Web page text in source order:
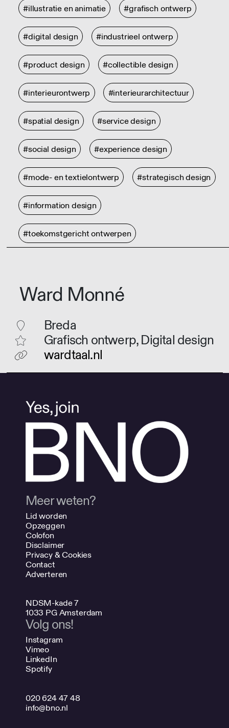
#illustratie en animatie #grafisch ontwerp
#digital design #industrieel ontwerp
#product design #collectible design
#interieurontwerp #interieurarchitectuur
#spatial design #service design
#social design #experience design
#mode- en textielontwerp #strategisch design
#information design
#toekomstgericht ontwerpen
Ward Monné
Breda
Grafisch ontwerp, Digital design
wardtaal.nl
Meer weten?
Lid worden
Opzeggen
Colofon
Disclaimer
Privacy & Cookies
Contact
Adverteren
NDSM-kade 7
1033 PG Amsterdam
Volg ons!
Instagram
Vimeo
LinkedIn
Spotify
020 624 47 48
info@bno.nl